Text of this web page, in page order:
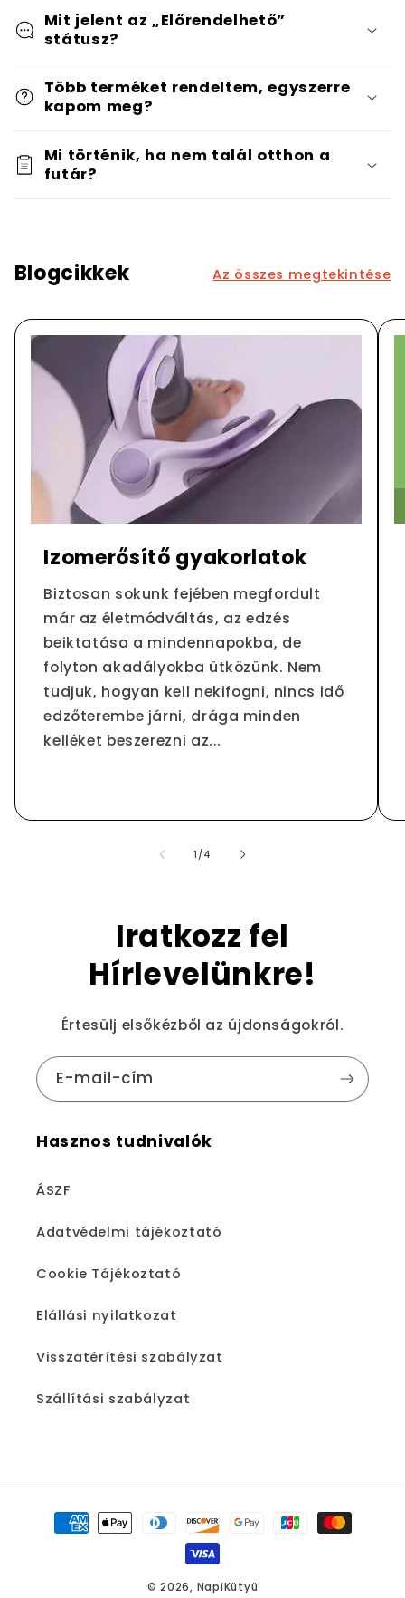
Mit jelent az „Előrendelhető”
státusz?
Több terméket rendeltem, egyszerre
kapom meg?
Mi történik, ha nem talál otthon a
futár?
Blogcikkek Az összes megtekintése
Izomerősítő gyakorlatok
Biztosan sokunk fejében megfordult
már az életmódváltás, az edzés
beiktatása a mindennapokba, de
folyton akadályokba ütközünk. Nem
tudjuk, hogyan kell nekifogni, nincs idő
edzőterembe járni, drága minden
kelléket beszerezni az...
1 //4
Iratkozz fel
Hírlevelünkre!
Értesülj elsőkézből az újdonságokról.
E-mail-cím
Hasznos tudnivalók
ÁSZF
Adatvédelmi tájékoztató
Cookie Tájékoztató
Elállási nyilatkozat
Visszatérítési szabályzat
Szállítási szabályzat
Fizetési
módok
© 2026, NapiKütyü